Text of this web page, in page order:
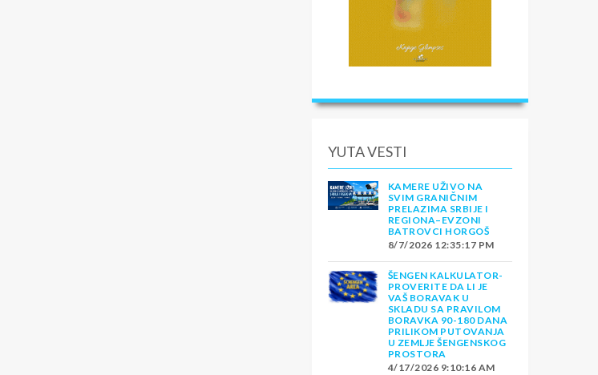
YUTA VESTI
KAMERE UŽIVO NA
SVIM GRANIČNIM
PRELAZIMA SRBIJE I
REGIONA–EVZONI
BATROVCI HORGOŠ
8/7/2026 12:35:17 PM
ŠENGEN KALKULATOR-
PROVERITE DA LI JE
VAŠ BORAVAK U
SKLADU SA PRAVILOM
BORAVKA 90-180 DANA
PRILIKOM PUTOVANJA
U ZEMLJE ŠENGENSKOG
PROSTORA
4/17/2026 9:10:16 AM